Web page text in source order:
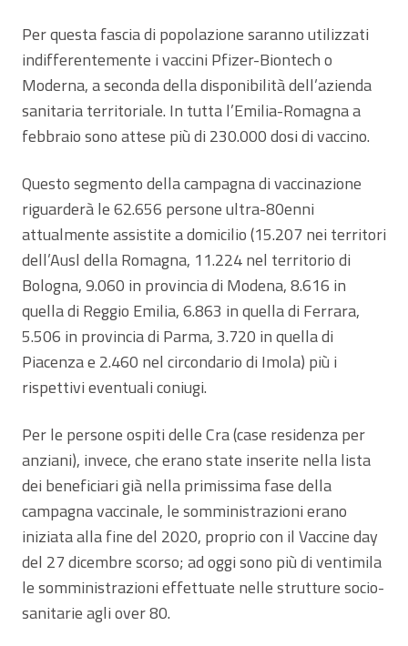
Per questa fascia di popolazione saranno utilizzati
indifferentemente i vaccini Pfizer-Biontech o
Moderna, a seconda della disponibilità dell’azienda
sanitaria territoriale. In tutta l’Emilia-Romagna a
febbraio sono attese più di 230.000 dosi di vaccino.
Questo segmento della campagna di vaccinazione
riguarderà le 62.656 persone ultra-80enni
attualmente assistite a domicilio (15.207 nei territori
dell’Ausl della Romagna, 11.224 nel territorio di
Bologna, 9.060 in provincia di Modena, 8.616 in
quella di Reggio Emilia, 6.863 in quella di Ferrara,
5.506 in provincia di Parma, 3.720 in quella di
Piacenza e 2.460 nel circondario di Imola) più i
rispettivi eventuali coniugi.
Per le persone ospiti delle Cra (case residenza per
anziani), invece, che erano state inserite nella lista
dei beneficiari già nella primissima fase della
campagna vaccinale, le somministrazioni erano
iniziata alla fine del 2020, proprio con il Vaccine day
del 27 dicembre scorso; ad oggi sono più di ventimila
le somministrazioni effettuate nelle strutture socio-
sanitarie agli over 80.